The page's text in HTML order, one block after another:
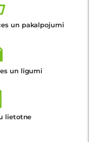
un pakalpojumi
un līgumi
lietotne